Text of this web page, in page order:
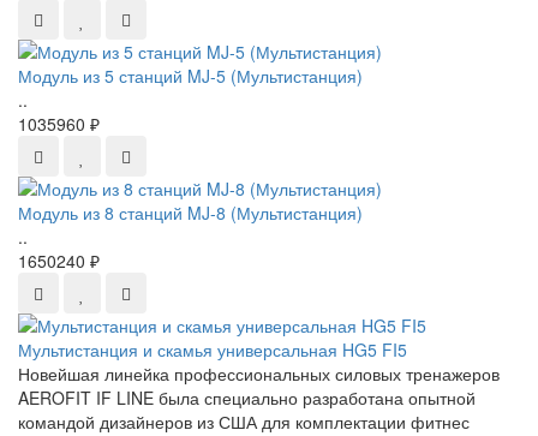
Модуль из 5 станций MJ-5 (Мультистанция)
..
1035960 ₽
Модуль из 8 станций MJ-8 (Мультистанция)
..
1650240 ₽
Мультистанция и скамья универсальная HG5 FI5
Новейшая линейка профессиональных силовых тренажеров
AEROFIT IF LINE была специально разработана опытной
командой дизайнеров из США для комплектации фитнес